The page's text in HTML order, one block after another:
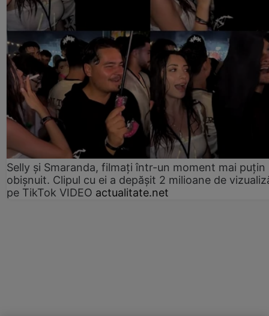
Selly și Smaranda, filmați într-un moment mai puțin
obișnuit. Clipul cu ei a depășit 2 milioane de
pe TikTok VIDEO actualitate.net